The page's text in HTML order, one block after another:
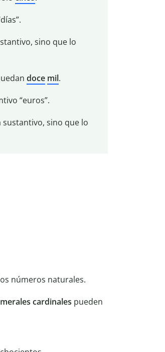
sino que lo
doce mil.
“euros”.
sino que lo
números naturales.
cardinales pueden